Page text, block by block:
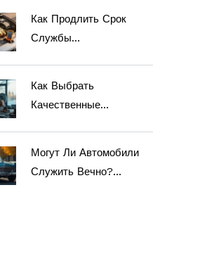
Изменений
Как Продлить Срок
Службы
Правила, Которые
Как Выбрать
Качественные
Могут Ли Автомобили
Служить Вечно?